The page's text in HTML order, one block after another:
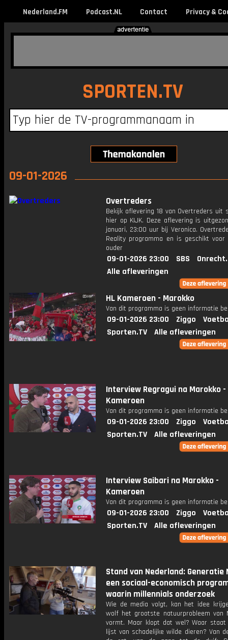
Nederland.FM Podcast.NL Contact Privacy &
SPORTEN.TV
09-01-2026
Overtreders
Bekijk aflevering 18 van Overtreders uit
hier op KIJK. Deze aflevering is
januari, 23:00 uur bij Veronica.
Reality programma en is geschikt
ouder
09-01-2026 23:00 SBS
Alle afleveringen
HL Kameroen - Marokko
Van dit programma is geen informatie
09-01-2026 23:00 Ziggo
Sporten.TV
Alle afleveringen
Interview Regragui na Marokko -
Kameroen
Van dit programma is geen informatie
09-01-2026 23:00 Ziggo
Sporten.TV
Alle afleveringen
Interview Saibari na Marokko -
Kameroen
Van dit programma is geen informatie
09-01-2026 23:00 Ziggo
Sporten.TV
Alle afleveringen
Stand van Nederland: Generatie
een sociaal-economisch
waarin millennials onderzoek
Wie de media volgt, kan het idee
wolf het grootste natuurprobleem van
vormt. Maar klopt dat wel? Waar
lijst van schadelijke wilde dieren? Van